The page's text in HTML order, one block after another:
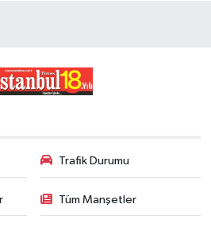
Trafik Durumu
Tüm Manşetler